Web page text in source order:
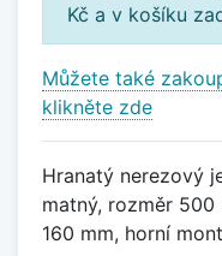
Kč a v košíku
Můžete také
klikněte zde
Hranatý nerezový
matný, rozměr
160 mm, horní